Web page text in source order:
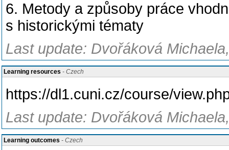
6. Metody a způsoby práce
s historickými tématy
Last update: Dvořáková
Learning resources - Czech
https://dl1.cuni.cz/course/
Last update: Dvořáková
Learning outcomes - Czech